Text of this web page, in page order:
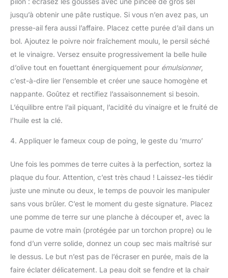
jusqu’à obtenir une pâte rustique. Si vous n’en avez pas, un
presse-ail fera aussi l’affaire. Placez cette purée d’ail dans un
bol. Ajoutez le poivre noir fraîchement moulu, le persil séché
et le vinaigre. Versez ensuite progressivement la belle huile
d’olive tout en fouettant énergiquement pour émulsionner,
c’est-à-dire lier l’ensemble et créer une sauce homogène et
nappante. Goûtez et rectifiez l’assaisonnement si besoin.
L’équilibre entre l’ail piquant, l’acidité du vinaigre et le fruité de
l’huile est la clé.
4. Appliquer le fameux coup de poing, le geste du ‘murro’
Une fois les pommes de terre cuites à la perfection, sortez la
plaque du four. Attention, c’est très chaud ! Laissez-les tiédir
juste une minute ou deux, le temps de pouvoir les manipuler
sans vous brûler. C’est le moment du geste signature. Placez
une pomme de terre sur une planche à découper et, avec la
paume de votre main (protégée par un torchon propre) ou le
fond d’un verre solide, donnez un coup sec mais maîtrisé sur
le dessus. Le but n’est pas de l’écraser en purée, mais de la
faire éclater délicatement. La peau doit se fendre et la chair